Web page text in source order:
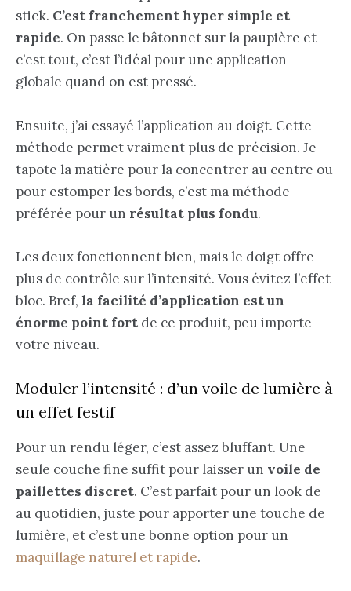
stick. C’est franchement hyper simple et
rapide. On passe le bâtonnet sur la paupière et
c’est tout, c’est l’idéal pour une application
globale quand on est pressé.
Ensuite, j’ai essayé l’application au doigt. Cette
méthode permet vraiment plus de précision. Je
tapote la matière pour la concentrer au centre ou
pour estomper les bords, c’est ma méthode
préférée pour un résultat plus fondu.
Les deux fonctionnent bien, mais le doigt offre
plus de contrôle sur l’intensité. Vous évitez l’effet
bloc. Bref, la facilité d’application est un
énorme point fort de ce produit, peu importe
votre niveau.
Moduler l’intensité : d’un voile de lumière à
un effet festif
Pour un rendu léger, c’est assez bluffant. Une
seule couche fine suffit pour laisser un voile de
paillettes discret. C’est parfait pour un look de
au quotidien, juste pour apporter une touche de
lumière, et c’est une bonne option pour un
maquillage naturel et rapide.